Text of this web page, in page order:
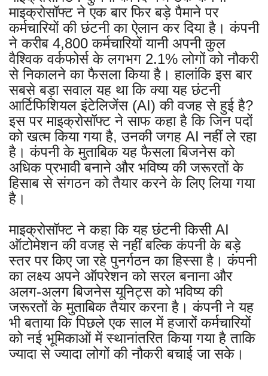
माइक्रोसॉफ्ट ने एक बार फिर बड़े पैमाने पर
कर्मचारियों की छंटनी का ऐलान कर दिया है। कंपनी
ने करीब 4,800 कर्मचारियों यानी अपनी कुल
वैश्विक वर्कफोर्स के लगभग 2.1% लोगों को नौकरी
से निकालने का फैसला किया है। हालांकि इस बार
सबसे बड़ा सवाल यह था कि क्या यह छंटनी
आर्टिफिशियल इंटेलिजेंस (AI) की वजह से हुई है?
इस पर माइक्रोसॉफ्ट ने साफ कहा है कि जिन पदों
को खत्म किया गया है, उनकी जगह AI नहीं ले रहा
है। कंपनी के मुताबिक यह फैसला बिजनेस को
अधिक प्रभावी बनाने और भविष्य की जरूरतों के
हिसाब से संगठन को तैयार करने के लिए लिया गया
है।
माइक्रोसॉफ्ट ने कहा कि यह छंटनी किसी AI
ऑटोमेशन की वजह से नहीं बल्कि कंपनी के बड़े
स्तर पर किए जा रहे पुनर्गठन का हिस्सा है। कंपनी
का लक्ष्य अपने ऑपरेशन को सरल बनाना और
अलग-अलग बिजनेस यूनिट्स को भविष्य की
जरूरतों के मुताबिक तैयार करना है। कंपनी ने यह
भी बताया कि पिछले एक साल में हजारों कर्मचारियों
को नई भूमिकाओं में स्थानांतरित किया गया है ताकि
ज्यादा से ज्यादा लोगों की नौकरी बचाई जा सके।